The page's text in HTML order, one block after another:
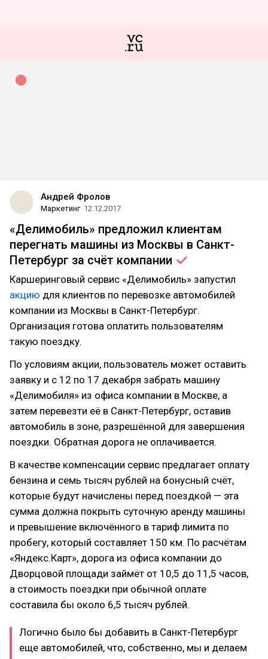
Андрей Фролов
Маркетинг 12.12.2017
«Делимобиль» предложил клиентам
перегнать машины из Москвы в Санкт-
Петербург за счёт компании
Каршеринговый сервис «Делимобиль» запустил
акцию для клиентов по перевозке автомобилей
компании из Москвы в Санкт-Петербург.
Организация готова оплатить пользователям
такую поездку.
По условиям акции, пользователь может оставить
заявку и с 12 по 17 декабря забрать машину
«Делимобиля» из офиса компании в Москве, а
затем перевезти её в Санкт-Петербург, оставив
автомобиль в зоне, разрешённой для завершения
поездки. Обратная дорога не оплачивается.
В качестве компенсации сервис предлагает оплату
бензина и семь тысяч рублей на бонусный счёт,
которые будут начислены перед поездкой — эта
сумма должна покрыть суточную аренду машины
и превышение включённого в тариф лимита по
пробегу, который составляет 150 км. По расчётам
«Яндекс.Карт», дорога из офиса компании до
Дворцовой площади займёт от 10,5 до 11,5 часов,
а стоимость поездки при обычной оплате
составила бы около 6,5 тысяч рублей.
Логично было бы добавить в Санкт-Петербург
еще автомобилей, что, собственно, мы и делаем